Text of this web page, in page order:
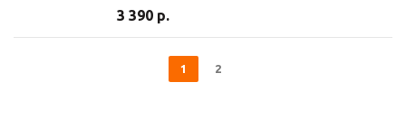
3 390 р.
1 2